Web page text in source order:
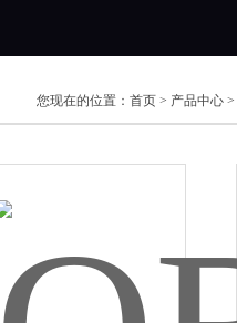
您现在的位置： 首页 > 产品中心 >